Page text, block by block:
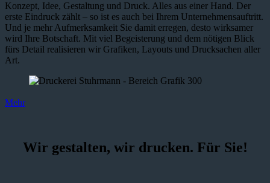
Konzept, Idee, Gestaltung und Druck. Alles aus einer Hand. Der
erste Eindruck zählt – so ist es auch bei Ihrem Unternehmensauftritt.
Und je mehr Aufmerksamkeit Sie damit erregen, desto wirksamer
wird Ihre Botschaft. Mit viel Begeisterung und dem nötigen Blick
fürs Detail realisieren wir Grafiken, Layouts und Drucksachen aller
Art.
Mehr
Wir gestalten, wir drucken. Für Sie!